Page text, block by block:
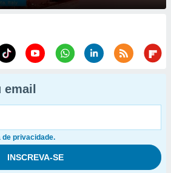
de privacidade.